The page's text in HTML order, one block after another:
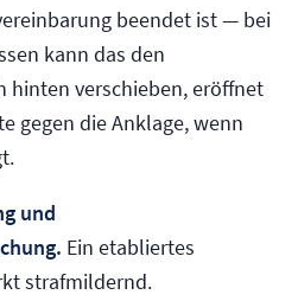
beendet ist — bei
kann das den
hinten verschieben, eröffnet
gegen die Anklage, wenn
und
Ein etabliertes
strafmildernd.